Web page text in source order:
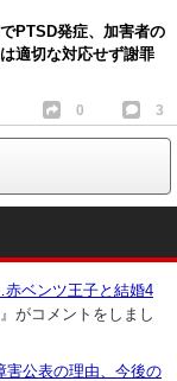
PTSD発症、加害者の
適切な対応せず謝罪
0 3
ベンツ王子と結婚4
がコメントをしまし
害公表の理由、今後の